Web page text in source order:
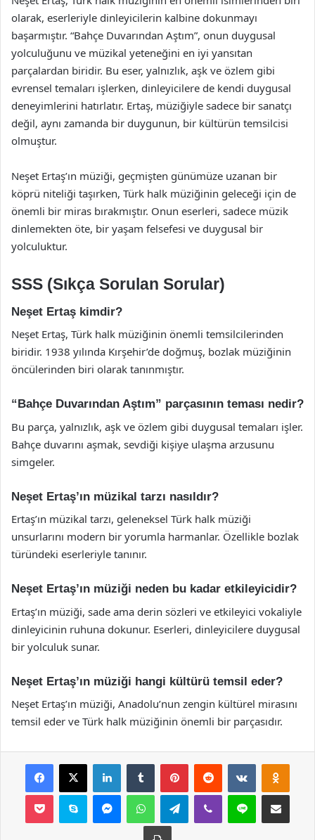
olarak, eserleriyle dinleyicilerin kalbine dokunmayı
başarmıştır. “Bahçe Duvarından Aştım”, onun duygusal
yolculuğunu ve müzikal yeteneğini en iyi yansıtan
parçalardan biridir. Bu eser, yalnızlık, aşk ve özlem gibi
evrensel temaları işlerken, dinleyicilere de kendi duygusal
deneyimlerini hatırlatır. Ertaş, müziğiyle sadece bir sanatçı
değil, aynı zamanda bir duygunun, bir kültürün temsilcisi
olmuştur.
Neşet Ertaş’ın müziği, geçmişten günümüze uzanan bir
köprü niteliği taşırken, Türk halk müziğinin geleceği için de
önemli bir miras bırakmıştır. Onun eserleri, sadece müzik
dinlemekten öte, bir yaşam felsefesi ve duygusal bir
yolculuktur.
SSS (Sıkça Sorulan Sorular)
Neşet Ertaş kimdir?
Neşet Ertaş, Türk halk müziğinin önemli temsilcilerinden
biridir. 1938 yılında Kırşehir’de doğmuş, bozlak müziğinin
öncülerinden biri olarak tanınmıştır.
“Bahçe Duvarından Aştım” parçasının teması nedir?
Bu parça, yalnızlık, aşk ve özlem gibi duygusal temaları işler.
Bahçe duvarını aşmak, sevdiği kişiye ulaşma arzusunu
simgeler.
Neşet Ertaş’ın müzikal tarzı nasıldır?
Ertaş’ın müzikal tarzı, geleneksel Türk halk müziği
unsurlarını modern bir yorumla harmanlar. Özellikle bozlak
türündeki eserleriyle tanınır.
Neşet Ertaş’ın müziği neden bu kadar etkileyicidir?
Ertaş’ın müziği, sade ama derin sözleri ve etkileyici vokaliyle
dinleyicinin ruhuna dokunur. Eserleri, dinleyicilere duygusal
bir yolculuk sunar.
Neşet Ertaş’ın müziği hangi kültürü temsil eder?
Neşet Ertaş’ın müziği, Anadolu’nun zengin kültürel mirasını
temsil eder ve Türk halk müziğinin önemli bir parçasıdır.
Facebook
X LinkedInTumblr PinterestReddit VKontakte
Pocket Skype MessengerWhatsAppTelegramViber Line E-Posta ile
Yazdır